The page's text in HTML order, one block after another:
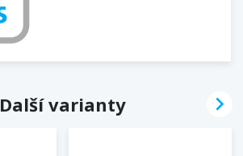
Další varianty 